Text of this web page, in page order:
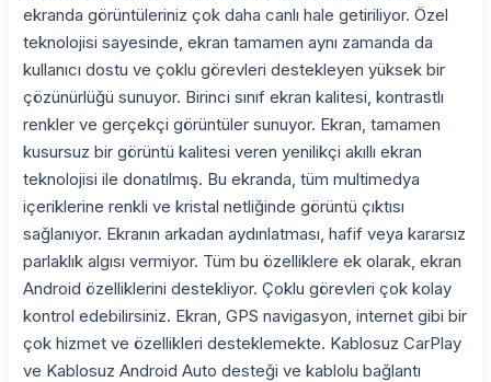
ekranda görüntüleriniz çok daha canlı hale getiriliyor. Özel
teknolojisi sayesinde, ekran tamamen aynı zamanda da
kullanıcı dostu ve çoklu görevleri destekleyen yüksek bir
çözünürlüğü sunuyor. Birinci sınıf ekran kalitesi, kontrastlı
renkler ve gerçekçi görüntüler sunuyor. Ekran, tamamen
kusursuz bir görüntü kalitesi veren yenilikçi akıllı ekran
teknolojisi ile donatılmış. Bu ekranda, tüm multimedya
içeriklerine renkli ve kristal netliğinde görüntü çıktısı
sağlanıyor. Ekranın arkadan aydınlatması, hafif veya kararsız
parlaklık algısı vermiyor. Tüm bu özelliklere ek olarak, ekran
Android özelliklerini destekliyor. Çoklu görevleri çok kolay
kontrol edebilirsiniz. Ekran, GPS navigasyon, internet gibi bir
çok hizmet ve özellikleri desteklemekte. Kablosuz CarPlay
ve Kablosuz Android Auto desteği ve kablolu bağlantı